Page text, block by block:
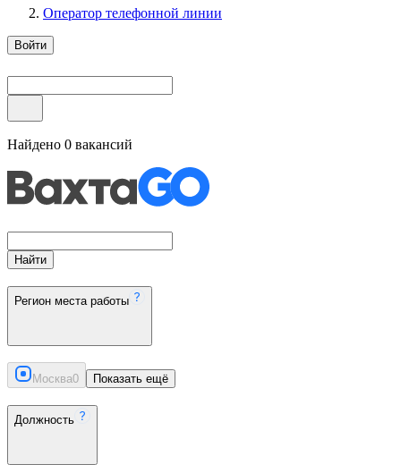
Оператор телефонной линии
Войти
Найдено 0 вакансий
Найти
Регион места работы
Москва0 Показать ещё
Должность